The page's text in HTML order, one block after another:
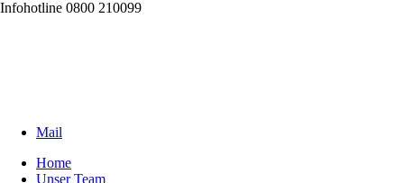
Infohotline 0800 210099
Mail
Home
Unser Team